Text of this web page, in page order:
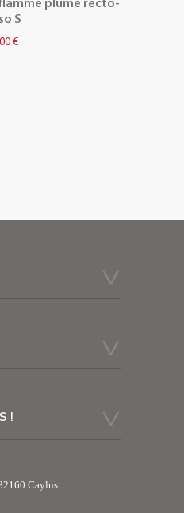
plume recto-
S
€
!
Caylus